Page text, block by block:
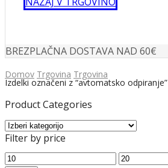
BREZPLAČNA DOSTAVA NAD 60€
Domov Trgovina Trgovina
Izdelki označeni z “avtomatsko odpiranje”
Product Categories
Filter by price
Min
Max